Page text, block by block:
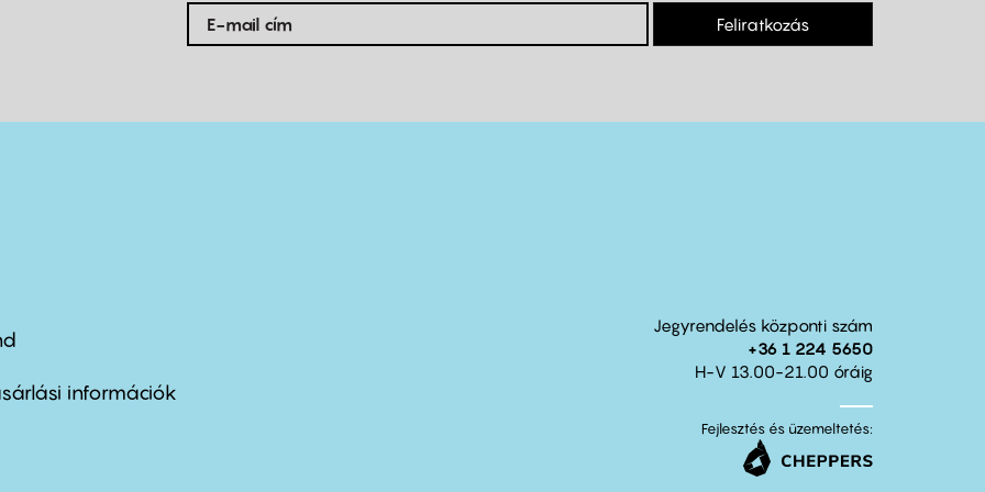
Feliratkozás
információk
Jegyrendelés központi szám
+36 1 224 5650
H-V 13.00-21.00 óráig
Fejlesztés és üzemeltetés: